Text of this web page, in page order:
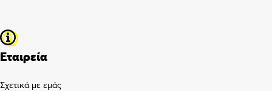
Εταιρεία
Σχετικά με εμάς